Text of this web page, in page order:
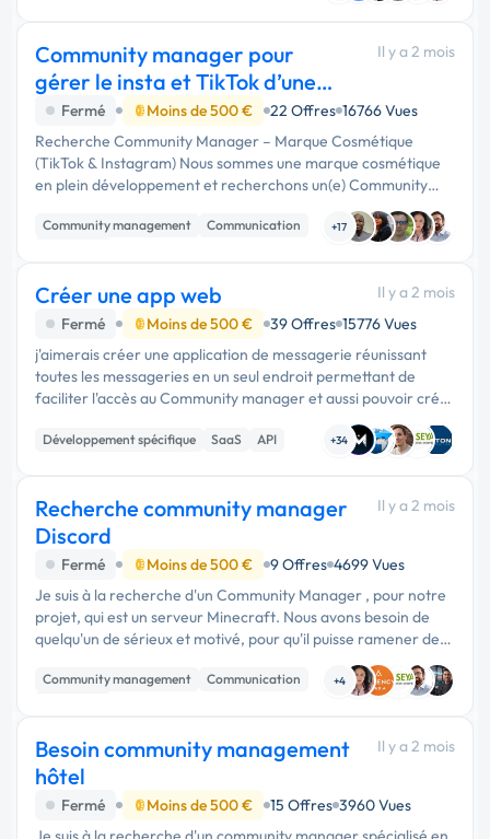
Community manager pour
gérer le insta et TikTok d’une
marque de cosmet
Il y a 2 mois
Fermé Moins de 500 € 22 Offres 16766 Vues
Recherche Community Manager – Marque Cosmétique
(TikTok & Instagram) Nous sommes une marque cosmétique
en plein développement et recherchons un(e) Community
Manager freelance créatif(ve) et passionné(e) par l’univers
de la beauté pour gérer …
Community management
Communication
+17
Créer une app web
Il y a 2 mois
Fermé
Moins de 500 € 39 Offres 15776 Vues
j'aimerais créer une application de messagerie réunissant
toutes les messageries en un seul endroit permettant de
faciliter l'accès au Community manager et aussi pouvoir créer
des devis directement et réponse IA intelligente, …
Développement spécifique SaaS API +34
Recherche community manager
Discord
Il y a 2 mois
Fermé Moins de 500 € 9 Offres 4699 Vues
Je suis à la recherche d'un Community Manager , pour notre
projet, qui est un serveur Minecraft. Nous avons besoin de
quelqu'un de sérieux et motivé, pour qu'il puisse ramener des
Community management
Communication
+4
Besoin community management
hôtel
Il y a 2 mois
Fermé Moins de 500 € 15 Offres 3960 Vues